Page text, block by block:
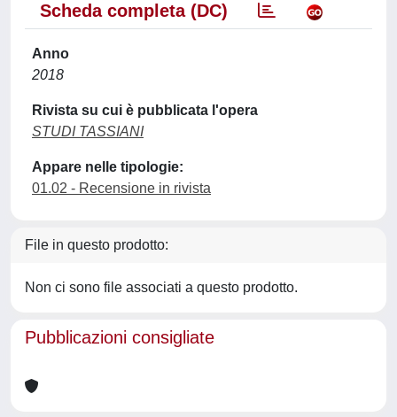
Scheda completa (DC)
Anno
2018
Rivista su cui è pubblicata l'opera
STUDI TASSIANI
Appare nelle tipologie:
01.02 - Recensione in rivista
File in questo prodotto:
Non ci sono file associati a questo prodotto.
Pubblicazioni consigliate